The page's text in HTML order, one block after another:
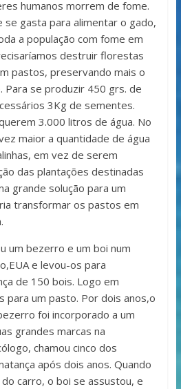
humanos morrem de fome.
gasta para alimentar o gado,
a população com fome em
destruir florestas
pastos, preservando mais o
Para se produzir 450 grs. de
3Kg de sementes.
3.000 litros de água. No
maior a quantidade de água
em vez de serem
das plantações destinadas
grande solução para um
transformar os pastos em
um bezerro e um boi num
e levou-os para
de 150 bois. Logo em
para um pasto. Por dois anos,o
foi incorporado a um
grandes marcas na
chamou cinco dos
após dois anos. Quando
carro, o boi se assustou, e